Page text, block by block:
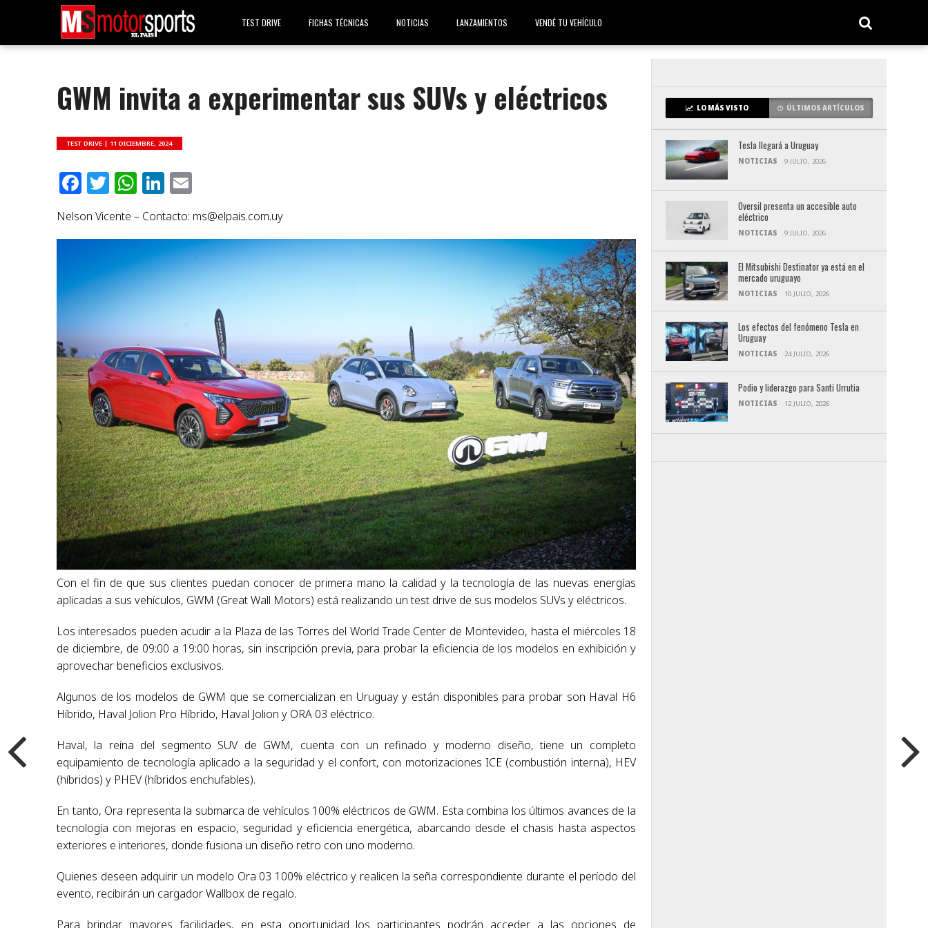
TEST DRIVE FICHAS TÉCNICAS NOTICIAS LANZAMIENTOS VENDÉ TU VEHÍCULO
GWM invita a experimentar sus SUVs y eléctricos
TEST DRIVE | 11 DICIEMBRE, 2024
Facebook
Twitter
WhatsApp
LinkedIn
Nelson Vicente – Contacto: ms@elpais.com.uy
Con el fin de que sus clientes puedan conocer de primera mano la calidad y la tecnología de las nuevas energías
aplicadas a sus vehículos, GWM (Great Wall Motors) está realizando un test drive de sus modelos SUVs y eléctricos.
Los interesados pueden acudir a la Plaza de las Torres del World Trade Center de Montevideo, hasta el miércoles 18
de diciembre, de 09:00 a 19:00 horas, sin inscripción previa, para probar la eficiencia de los modelos en exhibición y
aprovechar beneficios exclusivos.
Algunos de los modelos de GWM que se comercializan en Uruguay y están disponibles para probar son Haval H6
Híbrido, Haval Jolion Pro Híbrido, Haval Jolion y ORA 03 eléctrico.
Haval, la reina del segmento SUV de GWM, cuenta con un refinado y moderno diseño, tiene un completo
equipamiento de tecnología aplicado a la seguridad y el confort, con motorizaciones ICE (combustión interna), HEV
(híbridos) y PHEV (híbridos enchufables).
En tanto, Ora representa la submarca de vehículos 100% eléctricos de GWM. Esta combina los últimos avances de la
tecnología con mejoras en espacio, seguridad y eficiencia energética, abarcando desde el chasis hasta aspectos
exteriores e interiores, donde fusiona un diseño retro con uno moderno.
Quienes deseen adquirir un modelo Ora 03 100% eléctrico y realicen la seña correspondiente durante el período del
evento, recibirán un cargador Wallbox de regalo.
Para brindar mayores facilidades, en esta oportunidad los participantes podrán acceder a las opciones de
LO MÁS VISTO ÚLTIMOS ARTÍCULOS
Tesla llegará a Uruguay
NOTICIAS 9 JULIO, 2026
Oversil presenta un accesible auto
eléctrico
NOTICIAS 9 JULIO, 2026
El Mitsubishi Destinator ya está en el
mercado uruguayo
NOTICIAS 10 JULIO, 2026
Los efectos del fenómeno Tesla en
Uruguay
NOTICIAS 24 JULIO, 2026
Podio y liderazgo para Santi Urrutia
NOTICIAS 12 JULIO, 2026